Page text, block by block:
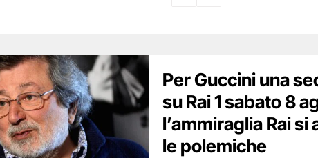
Per Guccini una
su Rai 1 sabato 8
l’ammiraglia Rai
le polemiche